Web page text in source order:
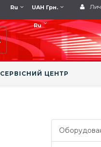
UAH Грн.
Ru
Ru
СЕРВІСНИЙ ЦЕНТР